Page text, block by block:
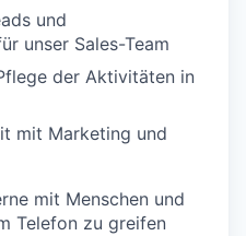
und
unser Sales-Team
der Aktivitäten in
mit Marketing und
mit Menschen und
Telefon zu greifen